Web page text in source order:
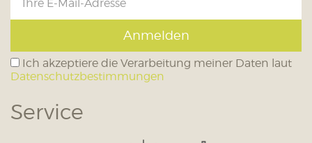
Anmelden
Ich akzeptiere die Verarbeitung meiner Daten laut
Datenschutzbestimmungen
Service